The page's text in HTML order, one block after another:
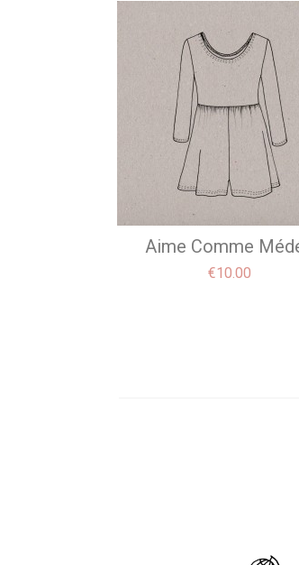
Aime Comme
Price
€10.00